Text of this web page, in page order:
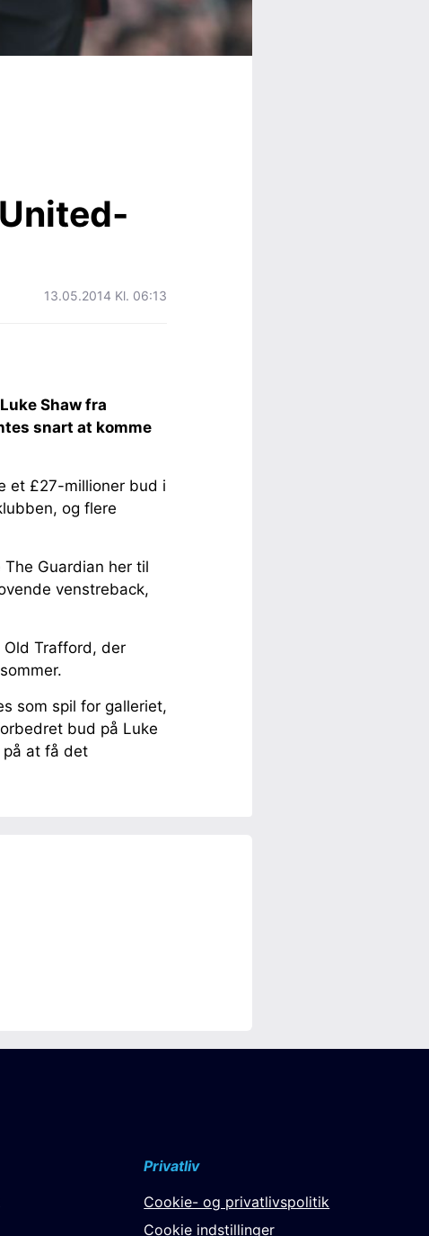
13.05.2014 Kl. 06:13
Shaw fra
snart at komme
et £27-millioner bud i
og flere
Guardian her til
venstreback,
Trafford, der
som spil for galleriet,
bud på Luke
på at få det
Privatliv
Cookie- og privatlivspolitik
Cookie indstillinger